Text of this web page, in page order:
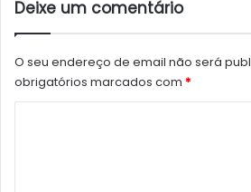
Deixe um comentário
O seu endereço de email não será
obrigatórios marcados com *